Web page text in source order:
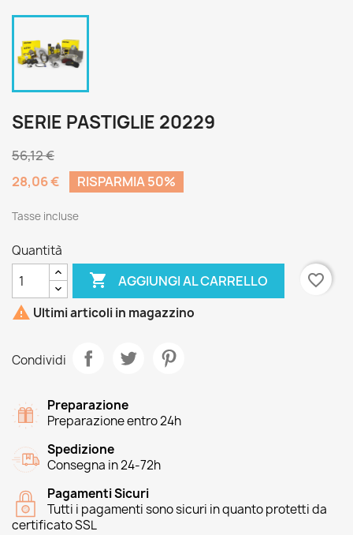
SERIE PASTIGLIE 20229
56,12 €
28,06 €
RISPARMIA 50%
Tasse incluse
Quantità
 AGGIUNGI AL CARRELLO
favorite_border
 Ultimi articoli in magazzino
Condividi
Preparazione
Preparazione entro 24h
Spedizione
Consegna in 24-72h
Pagamenti Sicuri
Tutti i pagamenti sono sicuri in quanto protetti da
certificato SSL